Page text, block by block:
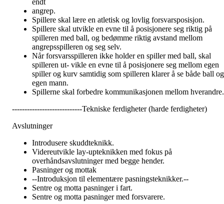
endt
angrep.
Spillere skal lære en atletisk og lovlig forsvarsposisjon.
Spillere skal utvikle en evne til å posisjonere seg riktig på
spilleren med ball, og bedømme riktig avstand mellom
angrepsspilleren og seg selv.
Når forsvarsspilleren ikke holder en spiller med ball, skal
spilleren ut- vikle en evne til å posisjonere seg mellom egen
spiller og kurv samtidig som spilleren klarer å se både ball og
egen mann.
Spillerne skal forbedre kommunikasjonen mellom hverandre.
----------------------------Tekniske ferdigheter (harde ferdigheter)
Avslutninger
Introdusere skuddteknikk.
Videreutvikle lay-upteknikken med fokus på
overhåndsavslutninger med begge hender.
Pasninger og mottak
--Introduksjon til elementære pasningsteknikker.--
Sentre og motta pasninger i fart.
Sentre og motta pasninger med forsvarere.